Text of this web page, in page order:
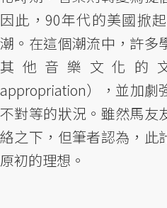
因此，90年代的美國掀
潮。在這個潮流中，許多
其他音樂文化的
appropriation），並加劇
不對等的狀況。雖然馬友
絡之下，但筆者認為，此
原初的理想。